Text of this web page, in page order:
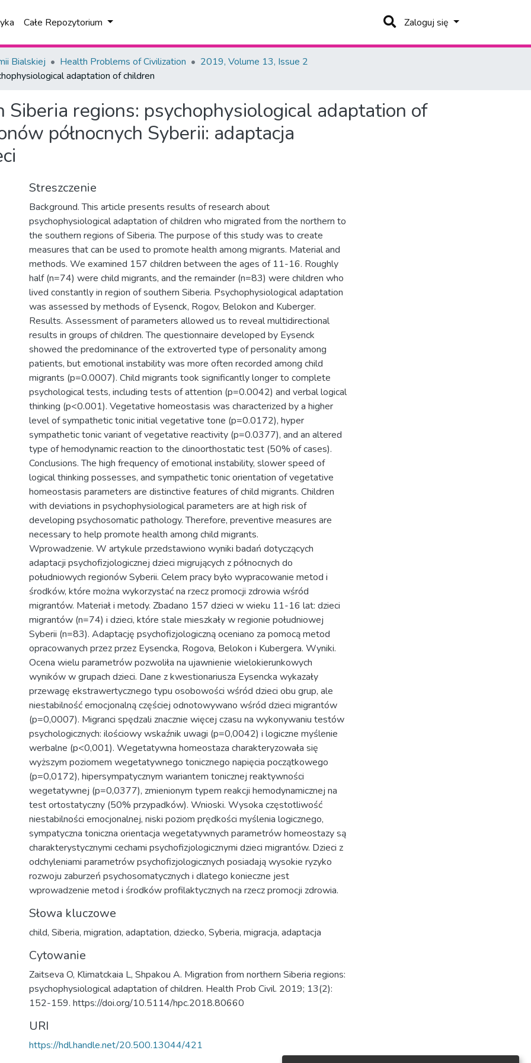
Całe Repozytorium Zaloguj się
Bialskiej Health Problems of Civilization
2019, Volume 13, Issue 2
adaptation of children
regions: psychophysiological adaptation of
północnych Syberii: adaptacja
Streszczenie
Background. This article presents results of research about
psychophysiological adaptation of children who migrated from the northern to
the southern regions of Siberia. The purpose of this study was to create
measures that can be used to promote health among migrants. Material and
methods. We examined 157 children between the ages of 11-16. Roughly
half (n=74) were child migrants, and the remainder (n=83) were children who
lived constantly in region of southern Siberia. Psychophysiological adaptation
was assessed by methods of Eysenck, Rogov, Belokon and Kuberger.
Results. Assessment of parameters allowed us to reveal multidirectional
results in groups of children. The questionnaire developed by Eysenck
showed the predominance of the extroverted type of personality among
patients, but emotional instability was more often recorded among child
migrants (p=0.0007). Child migrants took significantly longer to complete
psychological tests, including tests of attention (p=0.0042) and verbal logical
thinking (p<0.001). Vegetative homeostasis was characterized by a higher
level of sympathetic tonic initial vegetative tone (p=0.0172), hyper
sympathetic tonic variant of vegetative reactivity (p=0.0377), and an altered
type of hemodynamic reaction to the clinoorthostatic test (50% of cases).
Conclusions. The high frequency of emotional instability, slower speed of
logical thinking possesses, and sympathetic tonic orientation of vegetative
homeostasis parameters are distinctive features of child migrants. Children
with deviations in psychophysiological parameters are at high risk of
developing psychosomatic pathology. Therefore, preventive measures are
necessary to help promote health among child migrants.
Wprowadzenie. W artykule przedstawiono wyniki badań dotyczących
adaptacji psychofizjologicznej dzieci migrujących z północnych do
południowych regionów Syberii. Celem pracy było wypracowanie metod i
środków, które można wykorzystać na rzecz promocji zdrowia wśród
migrantów. Materiał i metody. Zbadano 157 dzieci w wieku 11-16 lat: dzieci
migrantów (n=74) i dzieci, które stale mieszkały w regionie południowej
Syberii (n=83). Adaptację psychofizjologiczną oceniano za pomocą metod
opracowanych przez przez Eysencka, Rogova, Belokon i Kubergera. Wyniki.
Ocena wielu parametrów pozwoliła na ujawnienie wielokierunkowych
wyników w grupach dzieci. Dane z kwestionariusza Eysencka wykazały
przewagę ekstrawertycznego typu osobowości wśród dzieci obu grup, ale
niestabilność emocjonalną częściej odnotowywano wśród dzieci migrantów
(p=0,0007). Migranci spędzali znacznie więcej czasu na wykonywaniu testów
psychologicznych: ilościowy wskaźnik uwagi (p=0,0042) i logiczne myślenie
werbalne (p<0,001). Wegetatywna homeostaza charakteryzowała się
wyższym poziomem wegetatywnego tonicznego napięcia początkowego
(p=0,0172), hipersympatycznym wariantem tonicznej reaktywności
wegetatywnej (p=0,0377), zmienionym typem reakcji hemodynamicznej na
test ortostatyczny (50% przypadków). Wnioski. Wysoka częstotliwość
niestabilności emocjonalnej, niski poziom prędkości myślenia logicznego,
sympatyczna toniczna orientacja wegetatywnych parametrów homeostazy są
charakterystycznymi cechami psychofizjologicznymi dzieci migrantów. Dzieci z
odchyleniami parametrów psychofizjologicznych posiadają wysokie ryzyko
rozwoju zaburzeń psychosomatycznych i dlatego konieczne jest
wprowadzenie metod i środków profilaktycznych na rzecz promocji zdrowia.
Słowa kluczowe
child, Siberia, migration, adaptation, dziecko, Syberia, migracja, adaptacja
Cytowanie
Zaitseva O, Klimatckaia L, Shpakou A. Migration from northern Siberia regions:
psychophysiological adaptation of children. Health Prob Civil. 2019; 13(2):
152-159. https://doi.org/10.5114/hpc.2018.80660
URI
https://hdl.handle.net/20.500.13044/421